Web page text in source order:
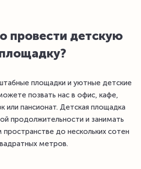
провести детскую
площадки и уютные детские
позвать нас в офис, кафе,
или пансионат. Детская площадка
продолжительности и занимать
до нескольких сотен
метров.